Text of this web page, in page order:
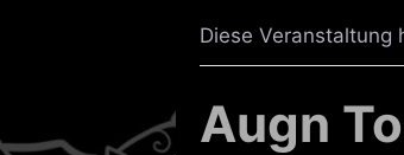
Diese
Augn